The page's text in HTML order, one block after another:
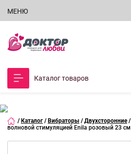
МЕНЮ
Каталог товаров
/ Каталог / Вибраторы / Двухсторонние /
волновой стимуляцией Enila розовый 23 см